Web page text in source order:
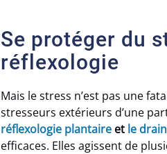
Se protéger du
réflexologie
Mais le stress n’est pas une
stresseurs extérieurs d’une
réflexologie plantaire et le
efficaces. Elles agissent de